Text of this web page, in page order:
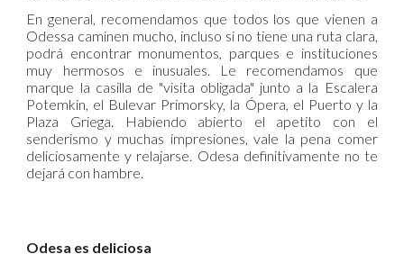
En general, recomendamos que todos los que vienen a
Odessa caminen mucho, incluso si no tiene una ruta clara,
podrá encontrar monumentos, parques e instituciones
muy hermosos e inusuales. Le recomendamos que
marque la casilla de "visita obligada" junto a la Escalera
Potemkin, el Bulevar Primorsky, la Ópera, el Puerto y la
Plaza Griega. Habiendo abierto el apetito con el
senderismo y muchas impresiones, vale la pena comer
deliciosamente y relajarse. Odesa definitivamente no te
dejará con hambre.
Odesa es deliciosa